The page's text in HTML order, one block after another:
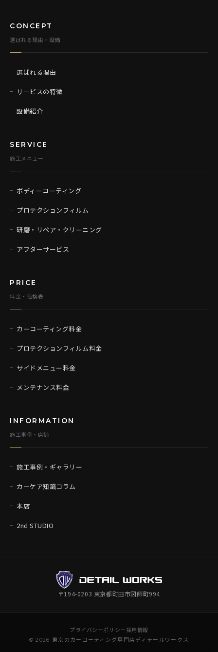
CONCEPT
選ばれる理由・設備
選ばれる理由
サービスの特徴
設備紹介
SERVICE
施工メニュー
ボディーコーティング
プロテクションフィルム
研磨・リペア・クリーニング
アフターサービス
PRICE
料金・価格表
カーコーティング料金
プロテクションフィルム料金
サイドメニュー料金
メンテナンス料金
INFORMATION
施工事例・店舗
施工事例・ギャラリー
カーケア知識コラム
本店
2nd STUDIO
〒194-0203 東京都町田市図師町994
© 2026 東京のカーコーティング専門店ディテールワークス
プライバシーポリシー採用情報